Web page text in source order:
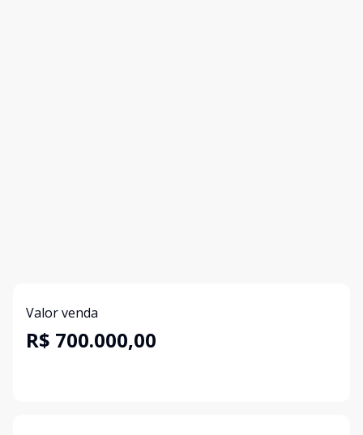
Valor venda
R$ 700.000,00